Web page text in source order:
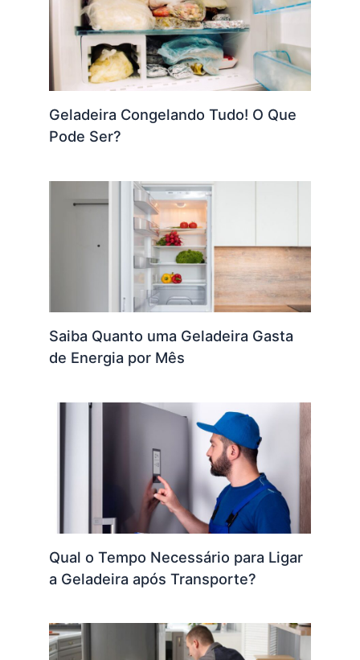
Geladeira Congelando Tudo! O Que
Pode Ser?
Saiba Quanto uma Geladeira Gasta
de Energia por Mês
Qual o Tempo Necessário para Ligar
a Geladeira após Transporte?